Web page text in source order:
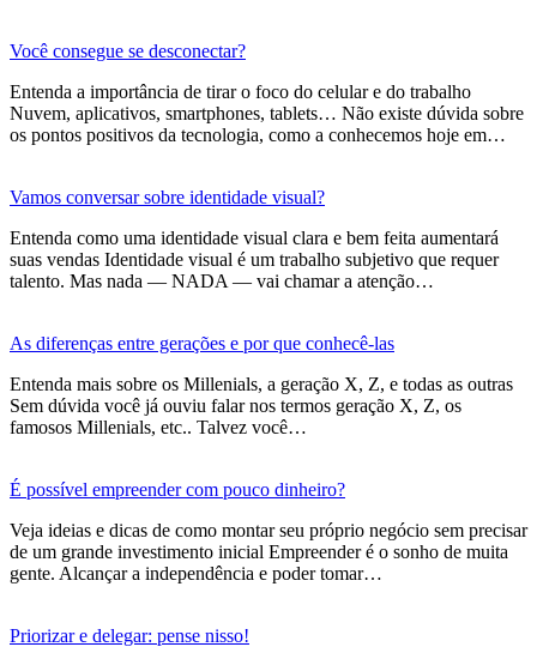
Você consegue se desconectar?
Entenda a importância de tirar o foco do celular e do trabalho
Nuvem, aplicativos, smartphones, tablets… Não existe dúvida sobre
os pontos positivos da tecnologia, como a conhecemos hoje em…
Vamos conversar sobre identidade visual?
Entenda como uma identidade visual clara e bem feita aumentará
suas vendas Identidade visual é um trabalho subjetivo que requer
talento. Mas nada — NADA — vai chamar a atenção…
As diferenças entre gerações e por que conhecê-las
Entenda mais sobre os Millenials, a geração X, Z, e todas as outras
Sem dúvida você já ouviu falar nos termos geração X, Z, os
famosos Millenials, etc.. Talvez você…
É possível empreender com pouco dinheiro?
Veja ideias e dicas de como montar seu próprio negócio sem precisar
de um grande investimento inicial Empreender é o sonho de muita
gente. Alcançar a independência e poder tomar…
Priorizar e delegar: pense nisso!